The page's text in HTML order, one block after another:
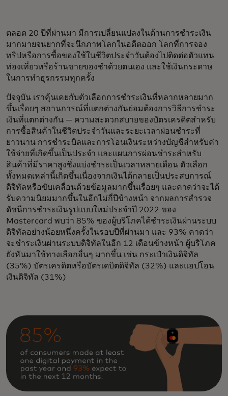
ตลอด 20 ปีที่ผ่านมา มีการเปลี่ยนแปลงในด้านการชำระเงิน
มากมายจนยากที่จะนึกภาพโลกในอดีตออก โลกที่การจอง
ทริปหรือการซื้อของใช้ในชีวิตประจำวันต้องไปติดต่อตัวแทน
ท่องเที่ยวหรือร้านขายของชำด้วยตนเอง และใช้เงินกระดาษ
ในการทำธุรกรรมทุกครั้ง
ปัจจุบัน เราคุ้นเคยกับตัวเลือกการชำระเงินที่หลากหลายมาก
ขึ้นเรื่อยๆ สถานการณ์ที่แตกต่างกันย่อมต้องการวิธีการชำระ
เงินที่แตกต่างกัน — ความสะดวกสบายของบัตรเครดิตสำหรับ
การซื้อสินค้าในชีวิตประจำวันและระยะเวลาผ่อนชำระที่
ยาวนาน การชำระบิลและการโอนเงินระหว่างบัญชีสำหรับค่า
ใช้จ่ายที่เกิดขึ้นเป็นประจำ และแผนการผ่อนชำระสำหรับ
สินค้าที่มีราคาสูงซึ่งแบ่งชำระเป็นเวลาหลายเดือน ตัวเลือก
ทั้งหมดเหล่านี้เกิดขึ้นเนื่องจากเงินได้กลายเป็นประสบการณ์
ดิจิทัลหรือขับเคลื่อนด้วยข้อมูลมากขึ้นเรื่อยๆ และคาดว่าจะได้
รับความนิยมมากขึ้นในอีกไม่กี่ปีข้างหน้า จากผลการสำรวจ
ดัชนีการชำระเงินรูปแบบใหม่ประจำปี 2022 ของ
Mastercard พบว่า 85% ของผู้บริโภคได้ชำระเงินผ่านระบบ
ดิจิทัลอย่างน้อยหนึ่งครั้งในรอบปีที่ผ่านมา และ 93% คาดว่า
จะชำระเงินผ่านระบบดิจิทัลในอีก 12 เดือนข้างหน้า ผู้บริโภค
ยังหันมาใช้ทางเลือกอื่นๆ มากขึ้น เช่น กระเป๋าเงินดิจิทัล
(35%) บัตรเครดิตหรือบัตรเดบิตดิจิทัล (32%) และแอปโอน
เงินดิจิทัล (31%)